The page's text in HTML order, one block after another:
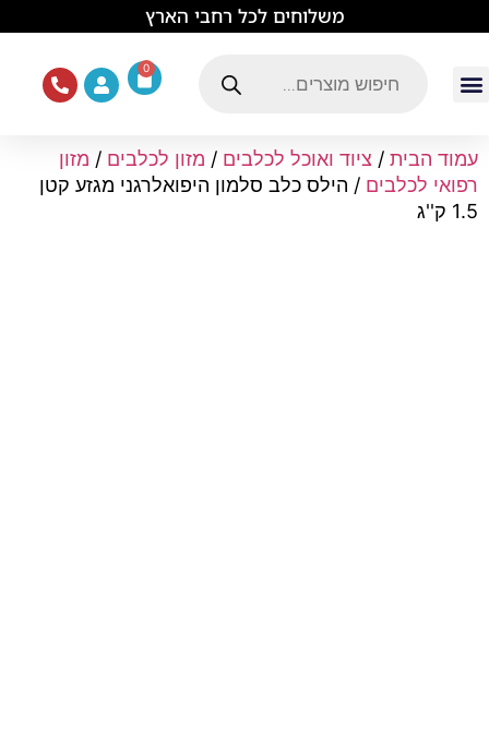
משלוחים לכל רחבי הארץ
0
עמוד הבית / ציוד ואוכל לכלבים / מזון לכלבים / מזון
רפואי לכלבים / הילס כלב סלמון היפואלרגני מגזע קטן
1.5 ק''ג